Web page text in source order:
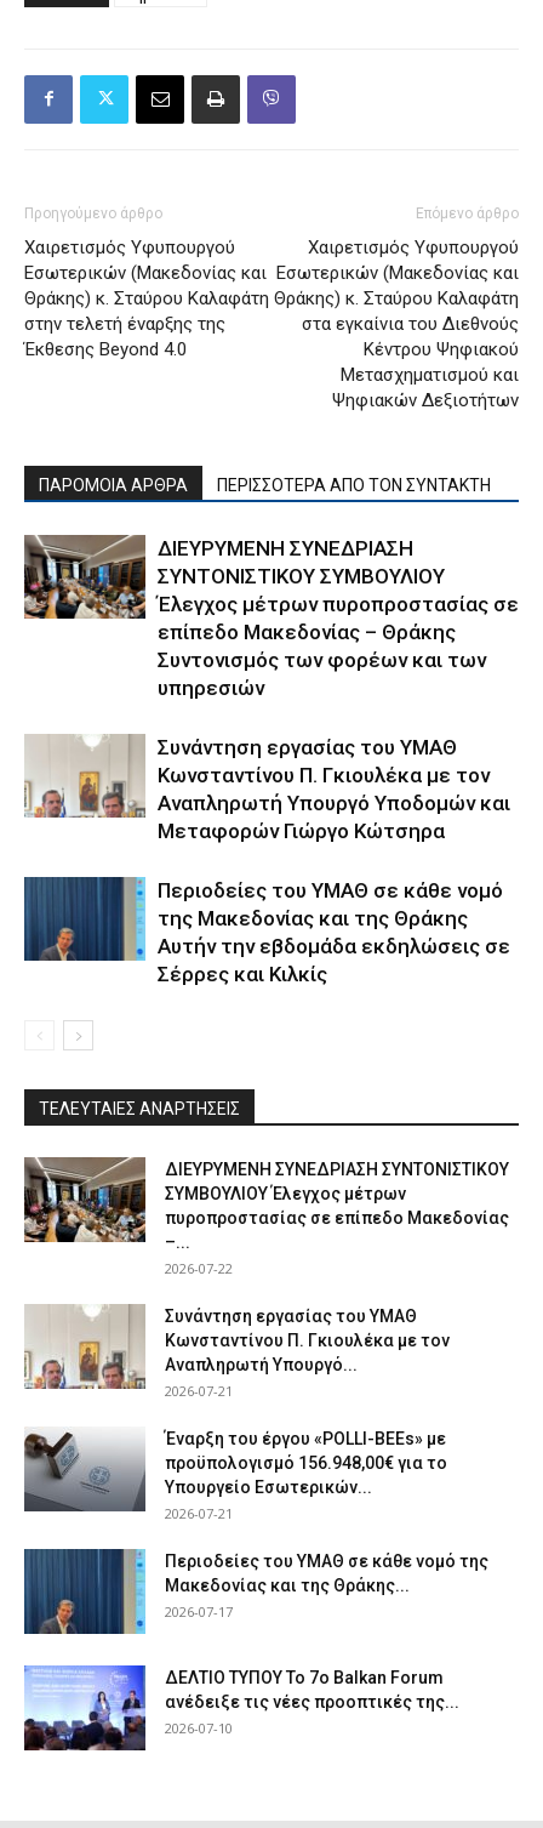
Προηγούμενο άρθρο
Χαιρετισμός Υφυπουργού
Εσωτερικών (Μακεδονίας και
Θράκης) κ. Σταύρου Καλαφάτη
στην τελετή έναρξης της
Έκθεσης Beyond 4.0
Επόμενο άρθρο
Χαιρετισμός Υφυπουργού
Εσωτερικών (Μακεδονίας και
Θράκης) κ. Σταύρου Καλαφάτη
στα εγκαίνια του Διεθνούς
Κέντρου Ψηφιακού
Μετασχηματισμού και
Ψηφιακών Δεξιοτήτων
ΠΑΡΟΜΟΙΑ ΑΡΘΡΑ ΠΕΡΙΣΣΟΤΕΡΑ ΑΠΟ ΤΟΝ ΣΥΝΤΑΚΤΗ
ΔΙΕΥΡΥΜΕΝΗ ΣΥΝΕΔΡΙΑΣΗ
ΣΥΝΤΟΝΙΣΤΙΚΟΥ ΣΥΜΒΟΥΛΙΟΥ
Έλεγχος μέτρων πυροπροστασίας σε
επίπεδο Μακεδονίας – Θράκης
Συντονισμός των φορέων και των
υπηρεσιών
Συνάντηση εργασίας του ΥΜΑΘ
Κωνσταντίνου Π. Γκιουλέκα με τον
Αναπληρωτή Υπουργό Υποδομών και
Μεταφορών Γιώργο Κώτσηρα
Περιοδείες του ΥΜΑΘ σε κάθε νομό
της Μακεδονίας και της Θράκης
Αυτήν την εβδομάδα εκδηλώσεις σε
Σέρρες και Κιλκίς
ΤΕΛΕΥΤΑΙΕΣ ΑΝΑΡΤΗΣΕΙΣ
ΔΙΕΥΡΥΜΕΝΗ ΣΥΝΕΔΡΙΑΣΗ ΣΥΝΤΟΝΙΣΤΙΚΟΥ
ΣΥΜΒΟΥΛΙΟΥ Έλεγχος μέτρων
πυροπροστασίας σε επίπεδο Μακεδονίας
–...
2026-07-22
Συνάντηση εργασίας του ΥΜΑΘ
Κωνσταντίνου Π. Γκιουλέκα με τον
Αναπληρωτή Υπουργό...
2026-07-21
Έναρξη του έργου «POLLI-BEEs» με
προϋπολογισμό 156.948,00€ για το
Υπουργείο Εσωτερικών...
2026-07-21
Περιοδείες του ΥΜΑΘ σε κάθε νομό της
Μακεδονίας και της Θράκης...
2026-07-17
ΔΕΛΤΙΟ ΤΥΠΟΥ Το 7ο Balkan Forum
ανέδειξε τις νέες προοπτικές της...
2026-07-10